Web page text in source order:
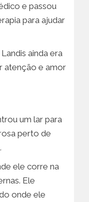
e passou
para ajudar
ainda era
atenção e amor
um lar para
perto de
ele corre na
Ele
onde ele